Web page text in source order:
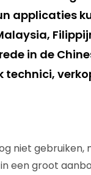
applicaties
in de
technici,
niet gebruiken,
een groot